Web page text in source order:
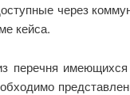
через
кейса.
перечня